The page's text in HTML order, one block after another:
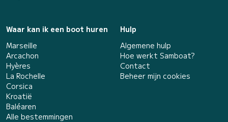
Waar kan ik een boot huren
Marseille
Arcachon
Hyères
La Rochelle
Corsica
Kroatië
Baléaren
Alle bestemmingen
Hulp
Algemene hulp
Hoe werkt Samboat?
Contact
Beheer mijn cookies